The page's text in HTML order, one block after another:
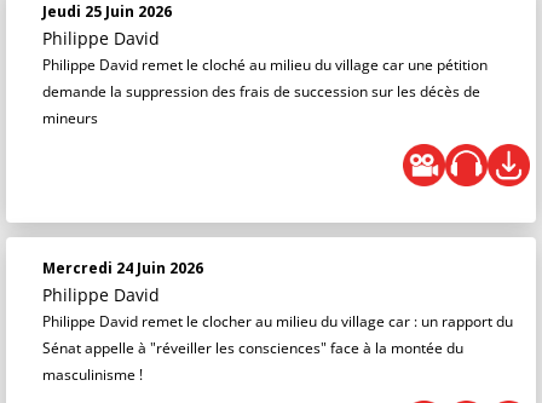
Jeudi 25 Juin 2026
Philippe David
Philippe David remet le cloché au milieu du village car une pétition
demande la suppression des frais de succession sur les décès de
mineurs
Mercredi 24 Juin 2026
Philippe David
Philippe David remet le clocher au milieu du village car : un rapport du
Sénat appelle à "réveiller les consciences" face à la montée du
masculinisme !